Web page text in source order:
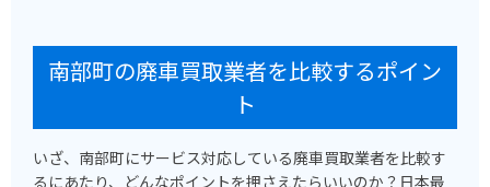
南部町の廃車買取業者を比較するポイン
ト
いざ、南部町にサービス対応している廃車買取業者を比較す
るにあたり、どんなポイントを押さえたらいいのか？日本最